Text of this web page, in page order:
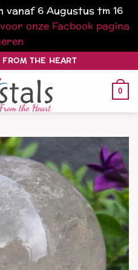
vanaf 6 Augustus tm 16
onze Facbook pagina
THE HEART
0